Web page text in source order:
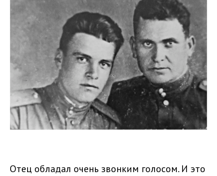
Отец обладал очень звонким голосом. И это